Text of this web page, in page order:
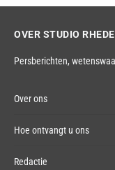
OVER STUDIO
Persberichten,
Over ons
Hoe ontvangt u ons
Redactie